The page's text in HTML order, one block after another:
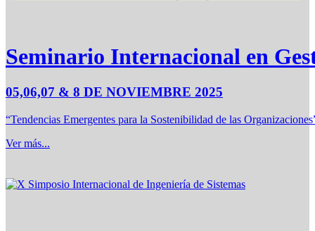
Seminario Internacional en
05,06,07 & 8 DE NOVIEMBRE 2025
“Tendencias Emergentes para la Sostenibilidad de las
Ver más...